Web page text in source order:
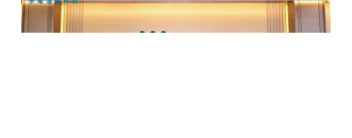
终坚守温控核心赛道，持续为客户提供高性能、多样